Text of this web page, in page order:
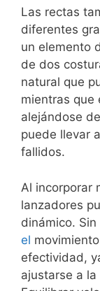
Las rectas
diferentes
un elemento
de dos
natural que
mientras que
alejándose
puede llevar
fallidos.
Al incorporar
lanzadores
dinámico.
el
efectividad,
ajustarse a